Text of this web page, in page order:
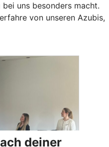
uns besonders macht.
von unseren Azubis,
deiner